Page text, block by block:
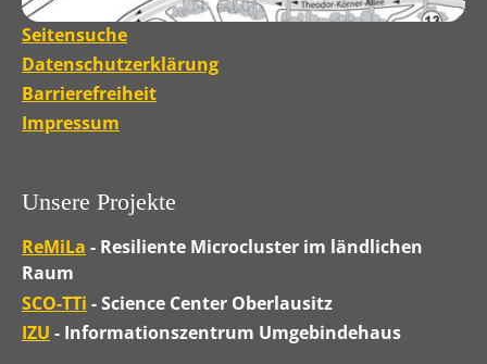
Seitensuche
Datenschutzerklärung
Barrierefreiheit
Impressum
Unsere Projekte
ReMiLa - Resiliente Microcluster im ländlichen
Raum
SCO-TTi - Science Center Oberlausitz
IZU - Informationszentrum Umgebindehaus